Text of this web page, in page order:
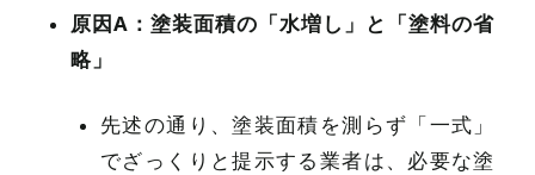
原因A：塗装面積の「水増し」と「塗料の省
略」
先述の通り、塗装面積を測らず「一式」
でざっくりと提示する業者は、必要な塗